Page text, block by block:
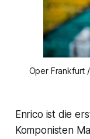
Oper Frankfurt
Enrico ist die
Komponisten